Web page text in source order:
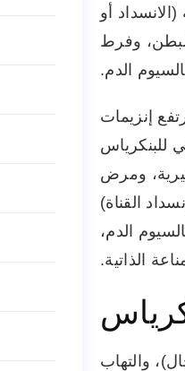
أو
وفرط
الدم.
إنزيمات
للبنكرياس
ومرض
القناة)
الدم،
الذاتية.
والتهاب